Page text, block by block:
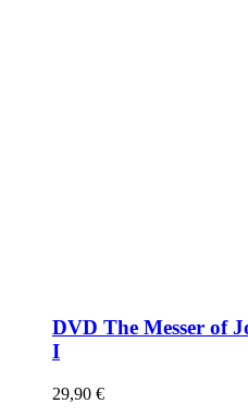
DVD The Messer of
I
29,90 €